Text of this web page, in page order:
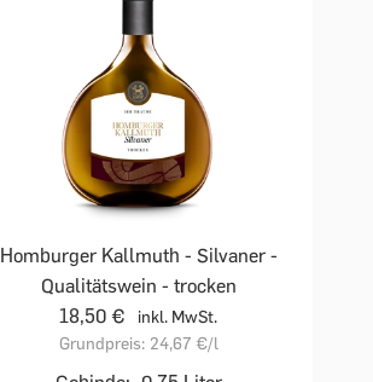
Homburger Kallmuth - Silvaner -
Qualitätswein - trocken
18,50 €
inkl. MwSt.
Grundpreis: 24,67 €/l